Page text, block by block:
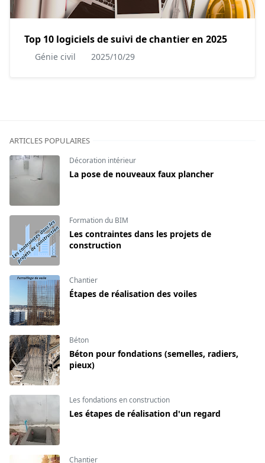
Top 10 logiciels de suivi de chantier en 2025
Génie civil 2025/10/29
ARTICLES POPULAIRES
Décoration intérieur
La pose de nouveaux faux plancher
Formation du BIM
Les contraintes dans les projets de
construction
Chantier
Étapes de réalisation des voiles
Béton
Béton pour fondations (semelles, radiers,
pieux)
Les fondations en construction
Les étapes de réalisation d'un regard
Chantier